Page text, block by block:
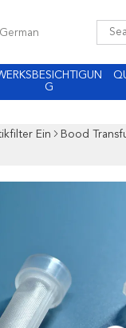
German
G
Ein
Bood